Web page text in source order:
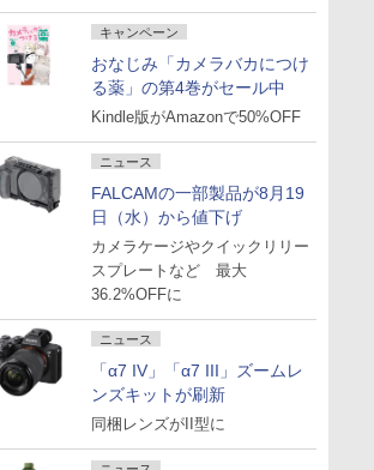
キャンペーン
おなじみ「カメラバカにつけ
る薬」の第4巻がセール中
Kindle版がAmazonで50%OFF
ニュース
FALCAMの一部製品が8月19
日（水）から値下げ
カメラケージやクイックリリー
スプレートなど 最大
36.2%OFFに
ニュース
「α7 IV」「α7 III」ズームレ
ンズキットが刷新
同梱レンズがII型に